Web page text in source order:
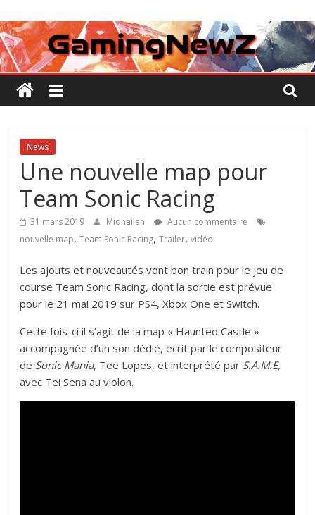
au
contenu
GamingNewZ
Tests
et
Actu
des
vidéo
News
Une nouvelle map pour
Team Sonic Racing
31 mars 2019 Midnailah
Aucun commentaire
nouvelle map,Team Sonic Racing,Trailer,vidéo
Les ajouts et nouveautés vont bon train pour le jeu de
course Team Sonic Racing, dont la sortie est prévue
pour le 21 mai 2019 sur PS4, Xbox One et Switch.
Cette fois-ci il s’agit de la map « Haunted Castle »
accompagnée d’un son dédié, écrit par le compositeur
de Sonic Mania, Tee Lopes, et interprété par S.A.M.E,
avec Tei Sena au violon.